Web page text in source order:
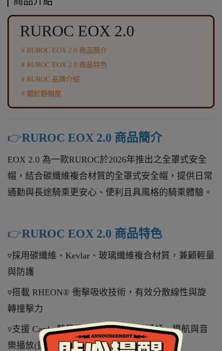
RUROC EOX 2.0
# RUROC EOX 2.0 商品簡介
# RUROC EOX 2.0 商品特色
# RUROC 品牌介紹
# 關於野帽屋
👉️RUROC EOX 2.0 商品簡介
EOX 2.0 為一款RUROC於2026年推出之全罩式安全
帽，結合碳纖維複合材質的全罩式安全帽，提供日常
通勤與長途騎乘更安心、便利且具風格的騎乘體驗。
👉️RUROC EOX 2.0 商品特色
▿採用碳纖維、Kevlar、玻璃纖維複合材質，兼顧輕量
與防護
▿搭載 RHEON® 衝擊吸收技術，有效分散線性與旋
轉撞擊力
▿支援 Cardo 藍牙通訊系統，可連線通話、導航與音
樂播放(藍牙通訊系統需要加購)